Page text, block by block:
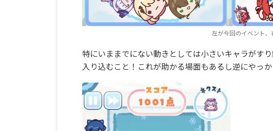
左が今回のイベント、
特にいままでにない動きとしては小さいキャラがす
入り込むこと！これが助かる場面もあるし逆にやっ